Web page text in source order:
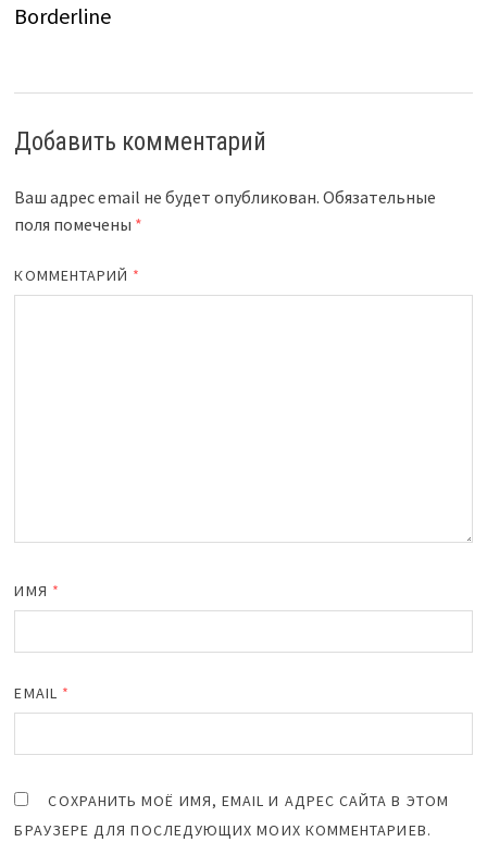
Borderline
Добавить комментарий
Ваш адрес email не будет опубликован. Обязательные
поля помечены *
КОММЕНТАРИЙ *
ИМЯ *
EMAIL *
СОХРАНИТЬ МОЁ ИМЯ, EMAIL И АДРЕС САЙТА В ЭТОМ
БРАУЗЕРЕ ДЛЯ ПОСЛЕДУЮЩИХ МОИХ КОММЕНТАРИЕВ.